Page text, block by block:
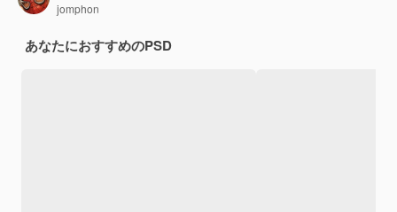
jomphon
あなたにおすすめのPSD